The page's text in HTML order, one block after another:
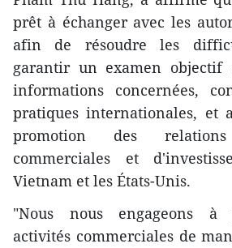
prêt à échanger avec les
afin de résoudre les
garantir un examen objectif
informations concernées,
pratiques internationales, et
promotion des relations
commerciales et
Vietnam et les États-Unis.
"Nous nous engageons à
activités commerciales de